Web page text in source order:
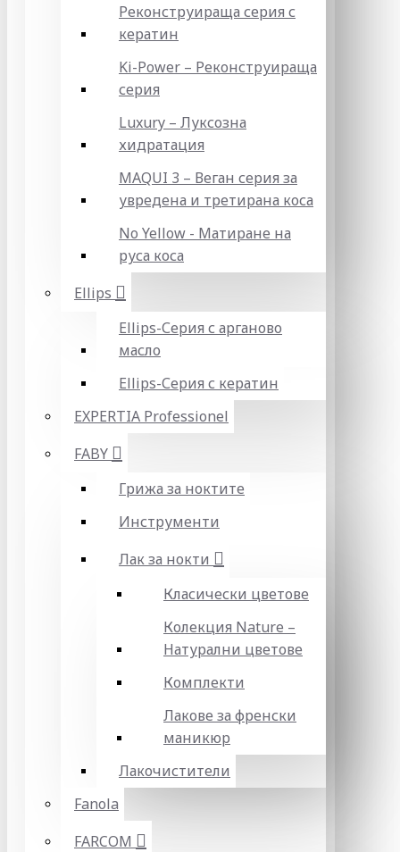
Реконструираща серия с
кератин
Ki-Power – Реконструираща
серия
Luxury – Луксозна
хидратация
MAQUI 3 – Веган серия за
увредена и третирана коса
No Yellow - Матиране на
руса коса
Ellips
Ellips-Серия с арганово
масло
Ellips-Серия с кератин
EXPERTIA Professionel
FABY
Грижа за ноктите
Инструменти
Лак за нокти
Класически цветове
Колекция Nature –
Натурални цветове
Комплекти
Лакове за френски
маникюр
Лакочистители
Fanola
FARCOM